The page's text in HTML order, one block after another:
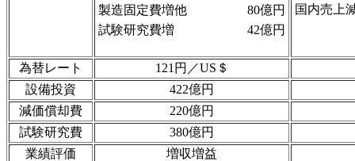
製造固定費増他
80億円
試験研究費増
42億円
国内売上
為替レート
121円／US＄
設備投資
422億円
減価償却費
220億円
試験研究費
380億円
業績評価
増収増益